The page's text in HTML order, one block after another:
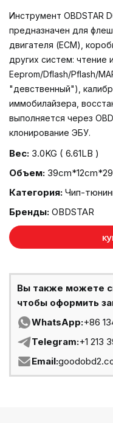
Инструмент OBDSTAR
предназначен для
двигателя (ECM),
других систем: чтение
Eeprom/Dflash/Pflash/
"девственный"),
иммобилайзера,
выполняется через
клонирование ЭБУ.
Вес: 3.0KG ( 6.61LB )
Объем:
Категория: Чип-
Бренды: OBDSTAR
Вы также можете
чтобы оформить
WhatsApp:+86
Telegram:+1 213
Email: